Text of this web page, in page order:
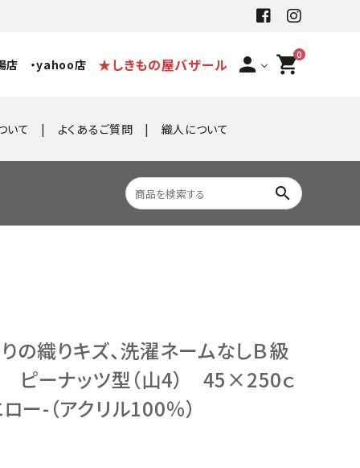
店 ・yahoo店 ★しきもの屋バザール person 0
shopping_cart
いて よくあるご質問 織人について
search
りの織りキズ、洗濯ネームなしＢ級
ピーナッツ型（山4） 45×250ｃ
-（アクリル100％）